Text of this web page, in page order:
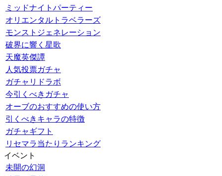
ミッドナイトパーティー
オリエンタルトラベラーズ
モンストジェネレーション
破界に響く星歌
天魔英傑譚
人気投票ガチャ
ガチャリドラボ
今引くべきガチャ
オーブのおすすめの使い方
引くべきキャラの特徴
ガチャギフト
リセマラ当たりランキング
イベント
未開の幻洞